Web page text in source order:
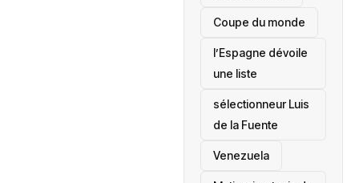
‎Coupe du monde
l’Espagne dévoile
une liste
sélectionneur Luis
de la Fuente
‎Venezuela